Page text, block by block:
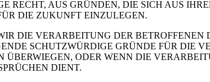
RECHT, AUS GRÜNDEN, DIE SICH AUS
DIE ZUKUNFT EINZULEGEN.
DIE VERARBEITUNG DER BETROFFENEN
SCHUTZWÜRDIGE GRÜNDE FÜR DIE
ODER WENN DIE
DIENT.